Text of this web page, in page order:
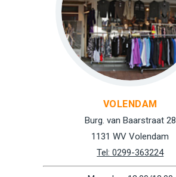
VOLENDAM
Burg. van Baarstraat 28
1131 WV Volendam
Tel: 0299-363224